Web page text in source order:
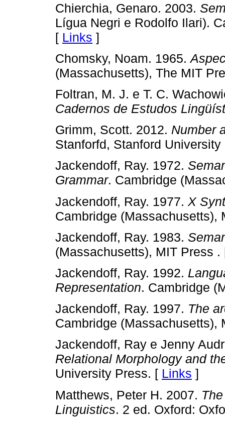
Chierchia, Genaro. 2003.
Lígua Negri e Rodolfo Ilari).
[ Links ]
Chomsky, Noam. 1965.
(Massachusetts), The MIT
Foltran, M. J. e T. C.
Cadernos de Estudos
Grimm, Scott. 2012. Number
Stanforfd, Stanford
Jackendoff, Ray. 1972.
Grammar. Cambridge
Jackendoff, Ray. 1977. X
Cambridge (Massachusetts),
Jackendoff, Ray. 1983.
(Massachusetts), MIT Press
Jackendoff, Ray. 1992.
Representation. Cambridge
Jackendoff, Ray. 1997. The
Cambridge (Massachusetts),
Jackendoff, Ray e Jenny
Relational Morphology and
University Press. [ Links ]
Matthews, Peter H. 2007.
Linguistics. 2 ed. Oxford: